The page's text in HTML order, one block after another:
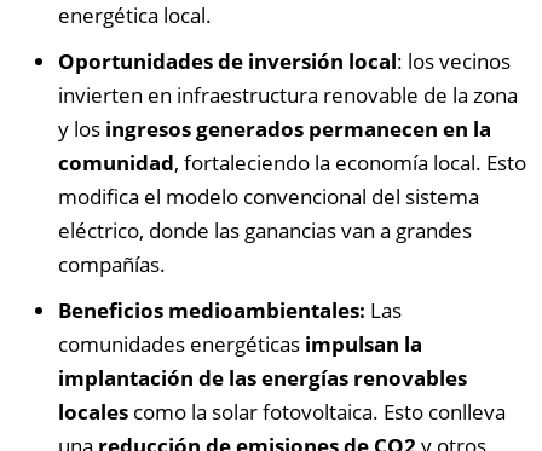
energética local.
Oportunidades de inversión local: los vecinos
invierten en infraestructura renovable de la zona
y los ingresos generados permanecen en la
comunidad, fortaleciendo la economía local. Esto
modifica el modelo convencional del sistema
eléctrico, donde las ganancias van a grandes
compañías.
Beneficios medioambientales: Las
comunidades energéticas impulsan la
implantación de las energías renovables
locales como la solar fotovoltaica. Esto conlleva